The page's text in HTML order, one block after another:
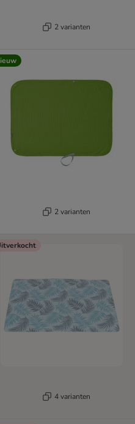
2 varianten
2 varianten
4 varianten